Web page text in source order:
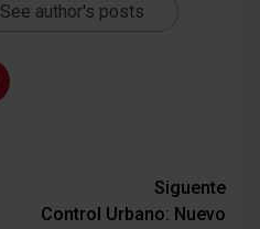
See author's posts
Siguente
Control Urbano: Nuevo